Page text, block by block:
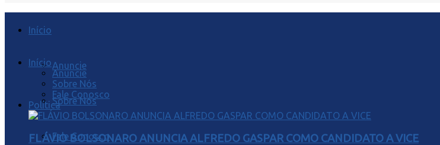
Início
Anuncie
Sobre Nós
Fale Conosco
Início
Anuncie
Sobre Nós
Fale Conosco
Política
FLÁVIO BOLSONARO ANUNCIA ALFREDO GASPAR COMO CANDIDATO A VICE